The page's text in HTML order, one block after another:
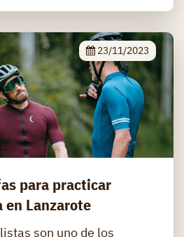
23/11/2023
para practicar
Lanzarote
son uno de los